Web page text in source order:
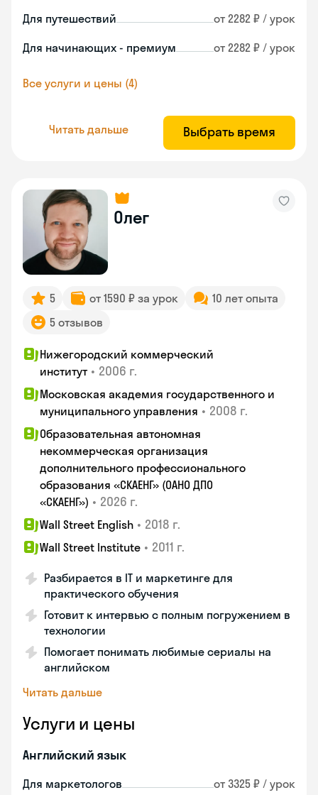
Для путешествий от 2282 ₽ / урок
Для начинающих - премиум от 2282 ₽ / урок
Все услуги и цены (4)
Читать дальше Выбрать время
Олег
5 от 1590 ₽ за урок
10 лет опыта
5 отзывов
Нижегородский коммерческий
институт • 2006 г.
Московская академия государственного и
муниципального управления • 2008 г.
Образовательная автономная
некоммерческая организация
дополнительного профессионального
образования «СКАЕНГ» (ОАНО ДПО
«СКАЕНГ») • 2026 г.
Wall Street English • 2018 г.
Wall Street Institute • 2011 г.
Разбирается в IT и маркетинге для
практического обучения
Готовит к интервью с полным погружением в
технологии
Помогает понимать любимые сериалы на
английском
Читать дальше
Услуги и цены
Английский язык
Для маркетологов от 3325 ₽ / урок